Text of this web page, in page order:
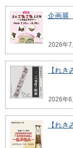
企画展
2026年7
【れ
2026年6
【れ